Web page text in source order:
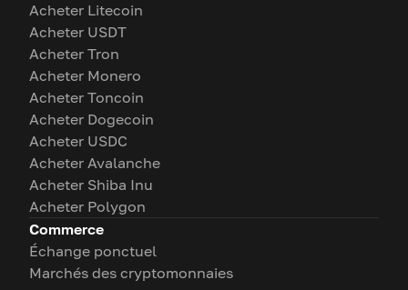
Acheter Litecoin
Acheter USDT
Acheter Tron
Acheter Monero
Acheter Toncoin
Acheter Dogecoin
Acheter USDC
Acheter Avalanche
Acheter Shiba Inu
Acheter Polygon
Commerce
Échange ponctuel
Marchés des cryptomonnaies